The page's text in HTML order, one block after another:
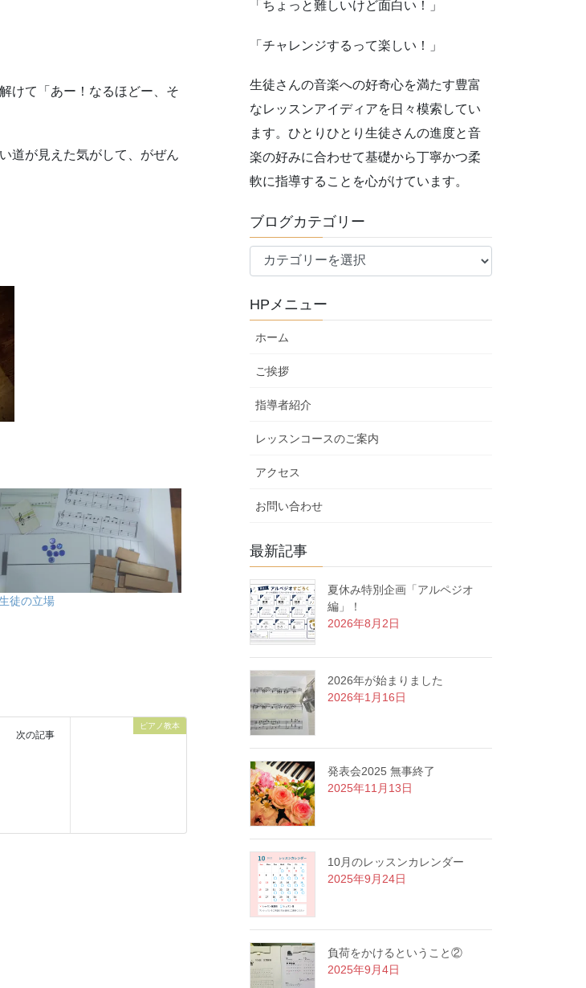
けて「あー！なるほどー、そ
道が見えた気がして、がぜん
徒の立場
ピアノ教本
次の記事
「ちょっと難しいけど面白い！」
「チャレンジするって楽しい！」
生徒さんの音楽への好奇心を満たす豊富
なレッスンアイディアを日々模索してい
ます。ひとりひとり生徒さんの進度と音
楽の好みに合わせて基礎から丁寧かつ柔
軟に指導することを心がけています。
ブログカテゴリー
ロ
カ
テ
リ
HPメニュー
ホーム
ご挨拶
指導者紹介
レッスンコースのご案内
アクセス
お問い合わせ
最新記事
夏休み特別企画「アルペジオ
編」！
2026年8月2日
2026年が始まりました
2026年1月16日
発表会2025 無事終了
2025年11月13日
10月のレッスンカレンダー
2025年9月24日
負荷をかけるということ②
2025年9月4日